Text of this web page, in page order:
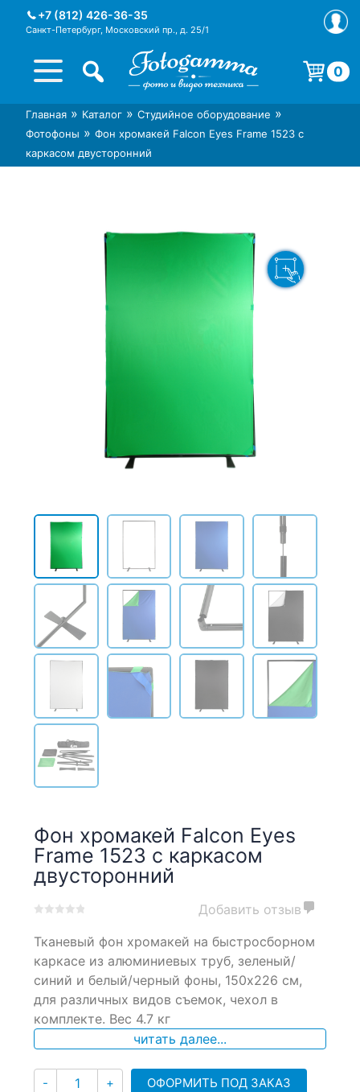
+7 (812) 426-36-35
Санкт-Петербург, Московский пр., д. 25/1
Интернет-магазин фототехники
Foto-Gamma в СПб
Магазин фотоаксессуаров foto-
gamma.ru
0
Корзина пуста.
Главная » Каталог » Студийное оборудование »
Фотофоны » Фон хромакей Falcon Eyes Frame 1523 с
каркасом двусторонний
Фон хромакей Falcon Eyes
Frame 1523 с каркасом
двусторонний
out
based
on
customer
ratings
Добавить отзыв
Тканевый фон хромакей на быстросборном
каркасе из алюминиевых труб, зеленый/
синий и белый/черный фоны, 150х226 см,
для различных видов съемок, чехол в
комплекте. Вес 4.7 кг
читать далее...
- Количество
+ ОФОРМИТЬ ПОД ЗАКАЗ